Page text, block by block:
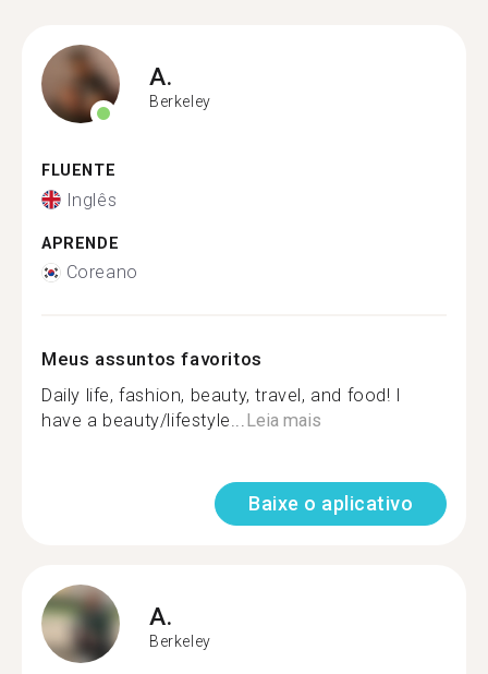
A.
Berkeley
FLUENTE
Inglês
APRENDE
Coreano
Meus assuntos favoritos
Daily life, fashion, beauty, travel, and food! I
have a beauty/lifestyle...Leia mais
Baixe o aplicativo
A.
Berkeley